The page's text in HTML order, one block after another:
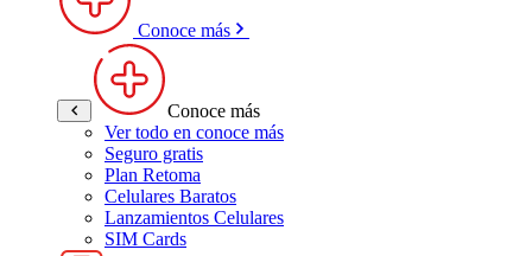
Conoce más
Conoce más
Ver todo en conoce más
Seguro gratis
Plan Retoma
Celulares Baratos
Lanzamientos Celulares
SIM Cards